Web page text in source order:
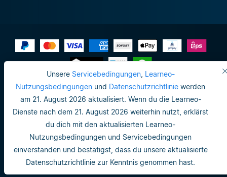
Unsere Servicebedingungen, Learneo-
Nutzungsbedingungen und Datenschutzrichtlinie werden
am 21. August 2026 aktualisiert. Wenn du die Learneo-
Dienste nach dem 21. August 2026 weiterhin nutzt, erklärst
du dich mit den aktualisierten Learneo-
Nutzungsbedingungen und Servicebedingungen
einverstanden und bestätigst, dass du unsere aktualisierte
Datenschutzrichtlinie zur Kenntnis genommen hast.
Impressum
Datenschutzrichtlinie
Do not sell or share my personal info
Nutzungsbedingungen
Datenschutzrichtlinie